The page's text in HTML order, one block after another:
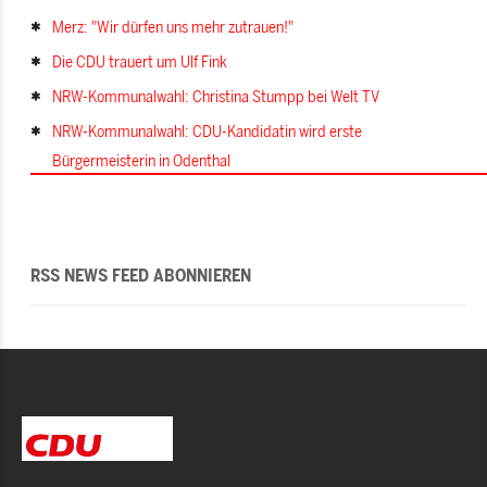
Merz: "Wir dürfen uns mehr zutrauen!"
Die CDU trauert um Ulf Fink
NRW-Kommunalwahl: Christina Stumpp bei Welt TV
NRW-Kommunalwahl: CDU-Kandidatin wird erste
Bürgermeisterin in Odenthal
RSS NEWS FEED ABONNIEREN